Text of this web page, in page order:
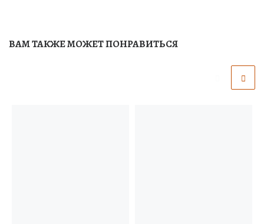
ВАМ ТАКЖЕ МОЖЕТ ПОНРАВИТЬСЯ